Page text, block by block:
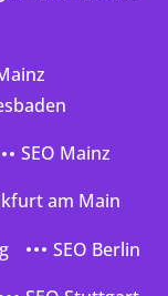
SEO Mainz
am Main
SEO Berlin